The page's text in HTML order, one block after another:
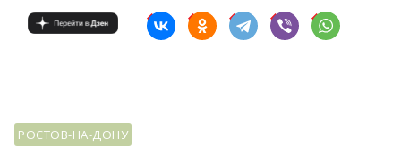
РОСТОВ-НА-ДОНУ